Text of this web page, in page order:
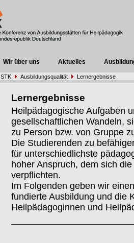
Wir über uns Aktuelles
STK Ausbildungsqualität Lernergebnisse
Lernergebnisse
Heilpädagogische Aufgaben
gesellschaftlichen Wandeln,
zu Person bzw. von Gruppe
Die Studierenden zu
für unterschiedlichste
hoher Anspruch, dem sich
verpflichten.
Im Folgenden geben wir
fundierte Ausbildung und die
Heilpädagoginnen und